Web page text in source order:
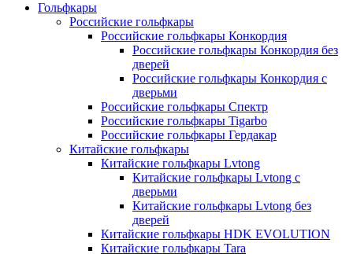
Гольфкары
Российские гольфкары
Российские гольфкары Конкордия
Российские гольфкары Конкордия без
дверей
Российские гольфкары Конкордия с
дверьми
Российские гольфкары Спектр
Российские гольфкары Tigarbo
Российские гольфкары Гердакар
Китайские гольфкары
Китайские гольфкары Lvtong
Китайские гольфкары Lvtong с
дверьми
Китайские гольфкары Lvtong без
дверей
Китайские гольфкары HDK EVOLUTION
Китайские гольфкары Tara